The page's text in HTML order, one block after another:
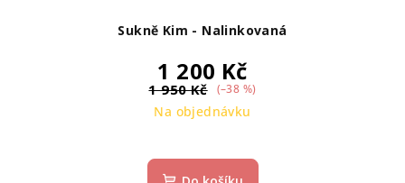
Sukně Kim - Nalinkovaná
1 200 Kč
1 950 Kč (–38 %)
Na objednávku